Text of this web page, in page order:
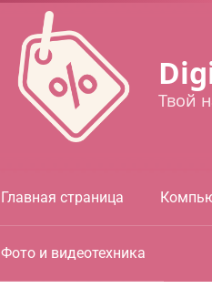
Твой
Главная страница
Фото и видеотехника